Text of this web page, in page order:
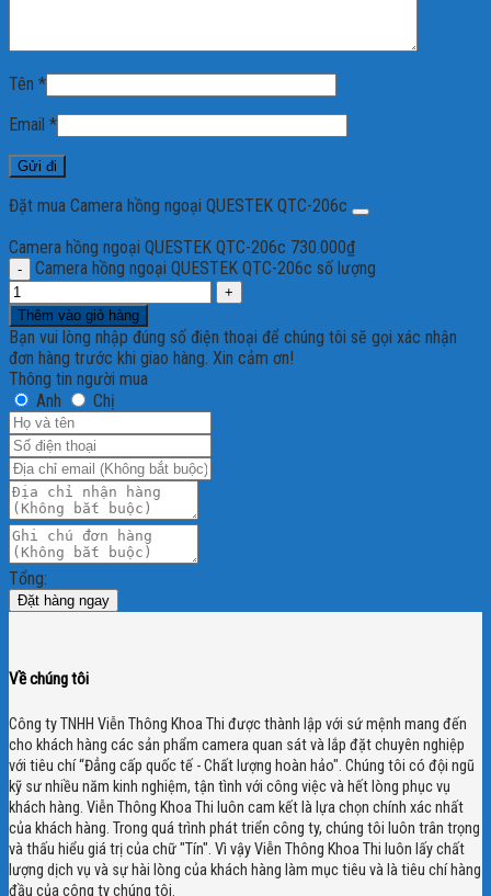
Tên *
Email *
Đặt mua Camera hồng ngoại QUESTEK QTC-206c
Camera hồng ngoại QUESTEK QTC-206c 730.000₫
Camera hồng ngoại QUESTEK QTC-206c số lượng
Thêm vào giỏ hàng
Bạn vui lòng nhập đúng số điện thoại để chúng tôi sẽ gọi xác nhận
đơn hàng trước khi giao hàng. Xin cảm ơn!
Thông tin người mua
Anh
Chị
Tổng:
Đặt hàng ngay
Về chúng tôi
Công ty TNHH Viễn Thông Khoa Thi được thành lập với sứ mệnh mang đến
cho khách hàng các sản phẩm camera quan sát và lắp đặt chuyên nghiệp
với tiêu chí “Đẳng cấp quốc tế - Chất lượng hoàn hảo". Chúng tôi có đội ngũ
kỹ sư nhiều năm kinh nghiệm, tận tình với công việc và hết lòng phục vụ
khách hàng. Viễn Thông Khoa Thi luôn cam kết là lựa chọn chính xác nhất
của khách hàng. Trong quá trình phát triển công ty, chúng tôi luôn trân trọng
và thấu hiểu giá trị của chữ "Tín". Vì vậy Viễn Thông Khoa Thi luôn lấy chất
lượng dịch vụ và sự hài lòng của khách hàng làm mục tiêu và là tiêu chí hàng
đầu của công ty chúng tôi.